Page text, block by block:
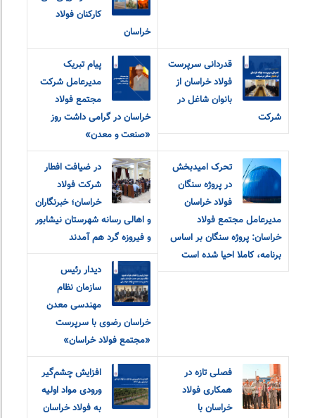
کارکنان فولاد
خراسان
قدردانی سرپرست
فولاد خراسان از
بانوان شاغل در
شرکت
پیام تبریک
مدیرعامل شرکت
مجتمع فولاد
خراسان در گرامی داشت روز
«صنعت و معدن»
تحرک امیدبخش
در پروژه سنگان
فولاد خراسان
مدیرعامل مجتمع فولاد
خراسان: پروژه سنگان بر اساس
برنامه، کاملا احیا شده است
در ضیافت افطار
شرکت فولاد
خراسان؛ خبرنگاران
و اهالی رسانه شهرستان نیشابور
و فیروزه گرد هم آمدند
دیدار رئیس
سازمان نظام
مهندسی معدن
خراسان رضوی با سرپرست
«مجتمع فولاد خراسان»
فصلی تازه در
همکاری فولاد
خراسان با
افزایش چشم‌گیر
ورودی مواد اولیه
به فولاد خراسان